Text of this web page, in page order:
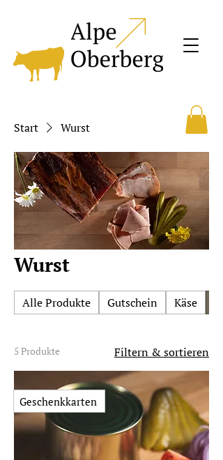
Start Wurst
Wurst
Alle Produkte Gutschein Käse
5 Produkte Filtern & sortieren
Geschenkkarten